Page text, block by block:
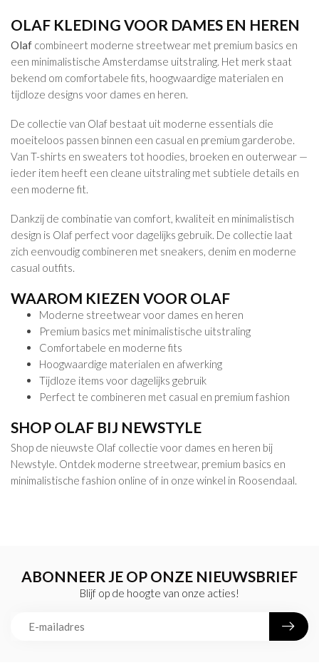
OLAF KLEDING VOOR DAMES EN HEREN
Olaf combineert moderne streetwear met premium basics en
een minimalistische Amsterdamse uitstraling. Het merk staat
bekend om comfortabele fits, hoogwaardige materialen en
tijdloze designs voor dames en heren.
De collectie van Olaf bestaat uit moderne essentials die
moeiteloos passen binnen een casual en premium garderobe.
Van T-shirts en sweaters tot hoodies, broeken en outerwear —
ieder item heeft een cleane uitstraling met subtiele details en
een moderne fit.
Dankzij de combinatie van comfort, kwaliteit en minimalistisch
design is Olaf perfect voor dagelijks gebruik. De collectie laat
zich eenvoudig combineren met sneakers, denim en moderne
casual outfits.
WAAROM KIEZEN VOOR OLAF
Moderne streetwear voor dames en heren
Premium basics met minimalistische uitstraling
Comfortabele en moderne fits
Hoogwaardige materialen en afwerking
Tijdloze items voor dagelijks gebruik
Perfect te combineren met casual en premium fashion
SHOP OLAF BIJ NEWSTYLE
Shop de nieuwste Olaf collectie voor dames en heren bij
Newstyle. Ontdek moderne streetwear, premium basics en
minimalistische fashion online of in onze winkel in Roosendaal.
ABONNEER JE OP ONZE NIEUWSBRIEF
Blijf op de hoogte van onze acties!